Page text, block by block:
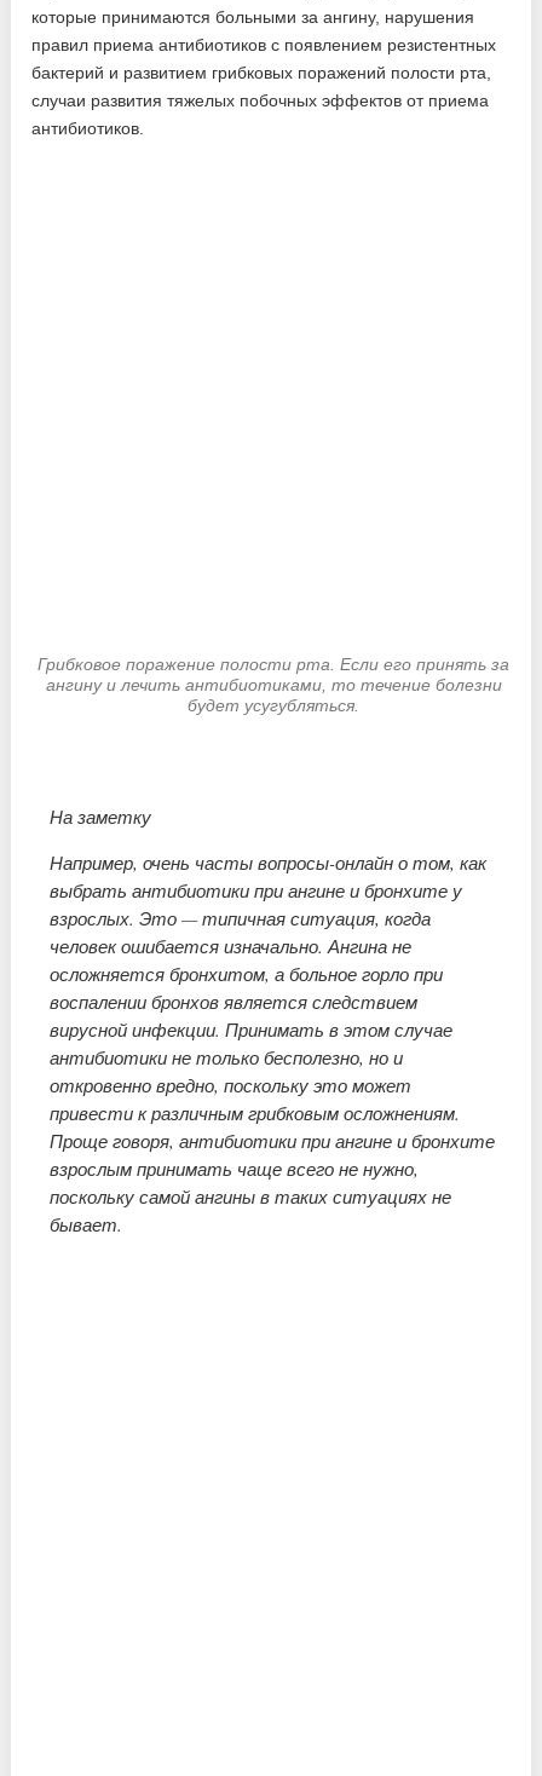
которые принимаются больными за ангину, нарушения
правил приема антибиотиков с появлением резистентных
бактерий и развитием грибковых поражений полости рта,
случаи развития тяжелых побочных эффектов от приема
антибиотиков.
Грибковое поражение полости рта. Если его принять за
ангину и лечить антибиотиками, то течение болезни
будет усугубляться.
На заметку
Например, очень часты вопросы-онлайн о том, как
выбрать антибиотики при ангине и бронхите у
взрослых. Это — типичная ситуация, когда
человек ошибается изначально. Ангина не
осложняется бронхитом, а больное горло при
воспалении бронхов является следствием
вирусной инфекции. Принимать в этом случае
антибиотики не только бесполезно, но и
откровенно вредно, поскольку это может
привести к различным грибковым осложнениям.
Проще говоря, антибиотики при ангине и бронхите
взрослым принимать чаще всего не нужно,
поскольку самой ангины в таких ситуациях не
бывает.